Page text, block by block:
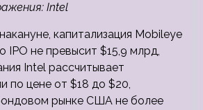
Intel
капитализация Mobileye
IPO не превысит $15,9 млрд,
Intel рассчитывает
по цене от $18 до $20,
рынке США не более